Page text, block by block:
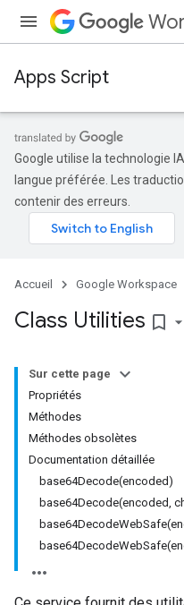
Apps Script
Google utilise la technologie
langue préférée. Les
contenir des erreurs.
Accueil Google Workspace
Class Utilities bookmark_border
Sur cette page
Propriétés
Méthodes
Méthodes obsolètes
Documentation détaillée
base64Decode(encoded)
base64Decode(encoded,